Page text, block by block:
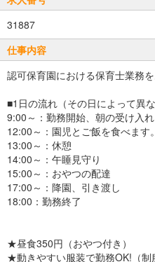
31887
仕事内容
認可保育園における保育士業務
■1日の流れ（その日によって異な
9:00～：勤務開始、朝の受け入れ
12:00～：園児とご飯を食べます。
13:00～：休憩
14:00～：午睡見守り
15:00～：おやつの配達
17:00～：降園、引き渡し
18:00：勤務終了
★昼食350円（おやつ付き）
★動きやすい服装で勤務OK!（制